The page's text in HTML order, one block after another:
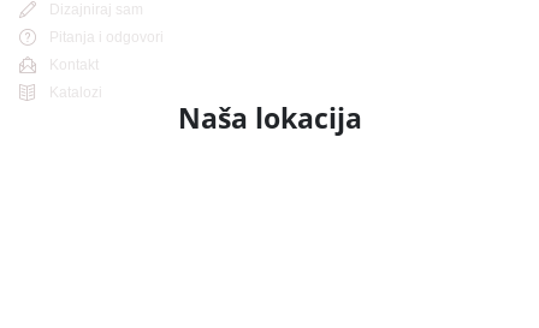
Dizajniraj sam
Pitanja i odgovori
Kontakt
Katalozi
Naša lokacija